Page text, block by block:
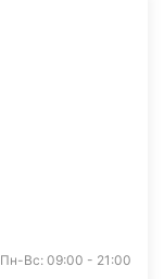
Пн-Вс: 09:00 - 21:00